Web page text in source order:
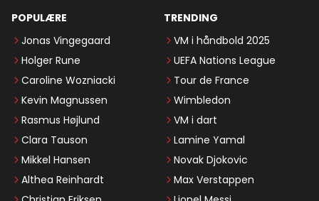
POPULÆRE
Jonas Vingegaard
Holger Rune
Caroline Wozniacki
Kevin Magnussen
Rasmus Højlund
Clara Tauson
Mikkel Hansen
Althea Reinhardt
TRENDING
VM i håndbold 2025
UEFA Nations League
Tour de France
Wimbledon
VM i dart
Lamine Yamal
Novak Djokovic
Max Verstappen